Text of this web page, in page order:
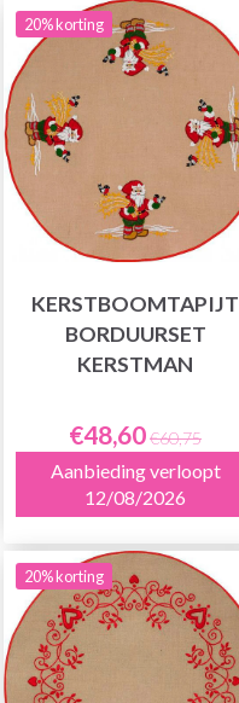
20% korting
KERSTBOOMTAPIJT
BORDUURSET
KERSTMAN
€48,60€60,75
Aanbieding verloopt
12/08/2026
20% korting